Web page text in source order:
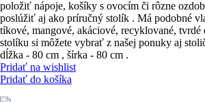
položiť nápoje, košíky s ovocím či rôzne
poslúžiť aj ako príručný stolík . Má podobné
tíkové, mangové, akáciové, recyklované, tvrdé
stolíku si môžete vybrať z našej ponuky aj
dĺžka - 80 cm , šírka - 80 cm .
Pridať na wishlist
Pridať do košíka